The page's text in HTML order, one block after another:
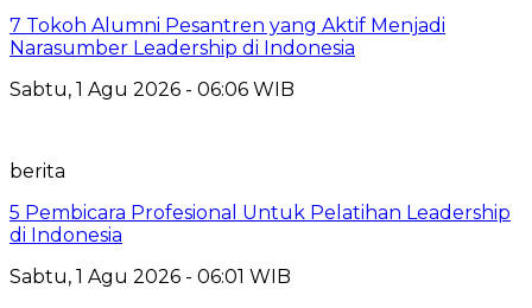
7 Tokoh Alumni Pesantren yang Aktif Menjadi
Narasumber Leadership di Indonesia
Sabtu, 1 Agu 2026 - 06:06 WIB
berita
5 Pembicara Profesional Untuk Pelatihan Leadership
di Indonesia
Sabtu, 1 Agu 2026 - 06:01 WIB